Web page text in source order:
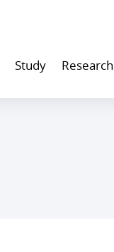
Study Research